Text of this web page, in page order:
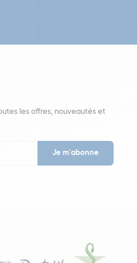
les offres, nouveautés et